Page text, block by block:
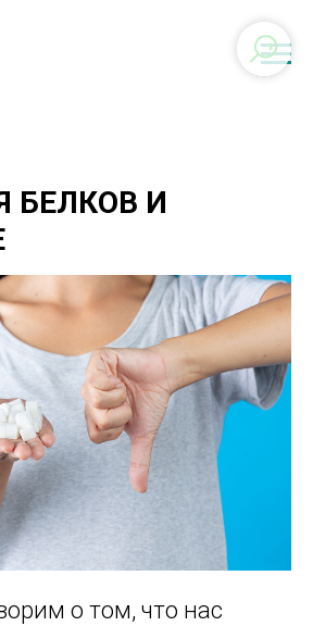
БЕЛКОВ И
о том, что нас